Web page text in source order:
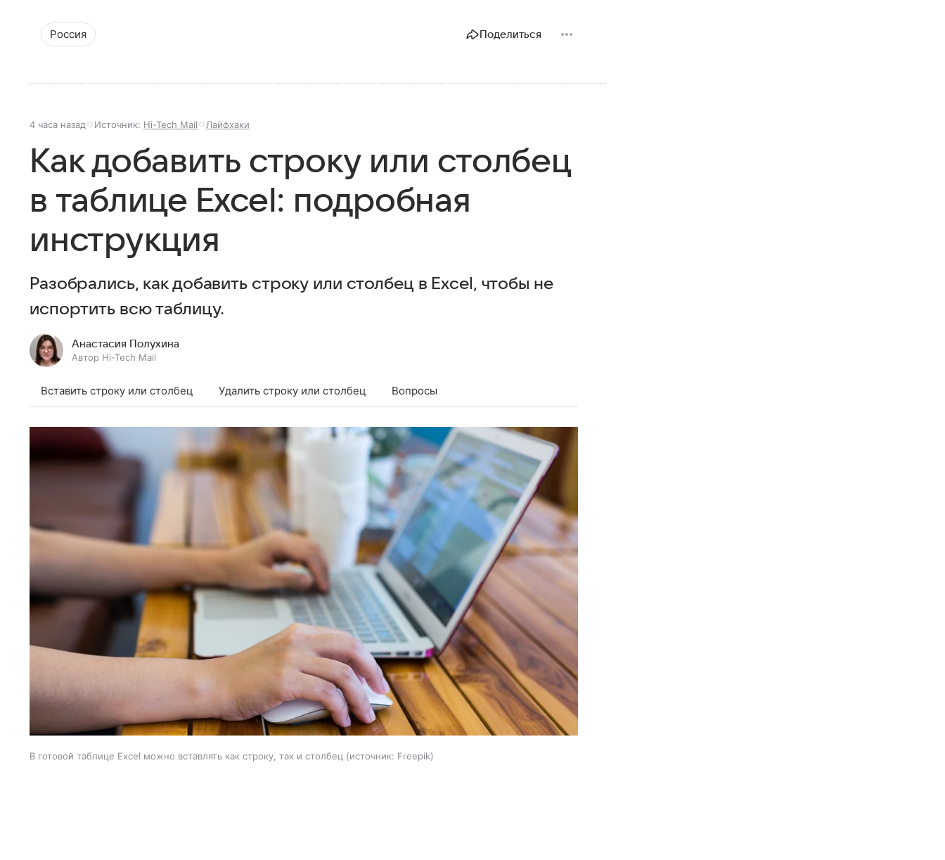
Россия Поделиться
4 часа назад Источник: Hi-Tech Mail Лайфхаки
Как добавить строку или столбец
в таблице Excel: подробная
инструкция
Разобрались, как добавить строку или столбец в Excel, чтобы не
испортить всю таблицу.
Анастасия Полухина
Автор Hi-Tech Mail
Вставить строку или столбец Удалить строку или столбец Вопросы
В готовой таблице Excel можно вставлять как строку, так и столбец источник: Freepik